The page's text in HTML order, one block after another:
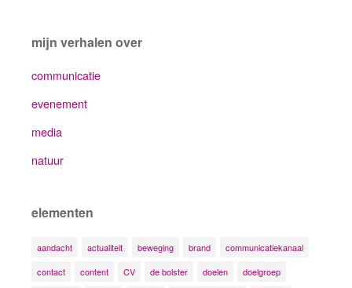
mijn verhalen over
communicatie
evenement
media
natuur
elementen
aandacht actualiteit beweging brand
communicatiekanaal
contact
content CV de bolster doelen
doelgroep